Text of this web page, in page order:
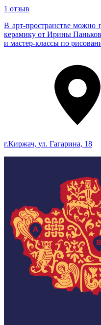
1 отзыв
В арт-пространстве можно
керамику от Ирины
и мастер-классы по
г.Киржач, ул. Гагарина, 18